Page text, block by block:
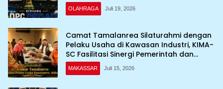
OLAHRAGA Juli 19, 2026
Camat Tamalanrea Silaturahmi dengan
Pelaku Usaha di Kawasan Industri, KIMA-
SC Fasilitasi Sinergi Pemerintah dan
Dunia Usaha
MAKASSAR Juli 15, 2026